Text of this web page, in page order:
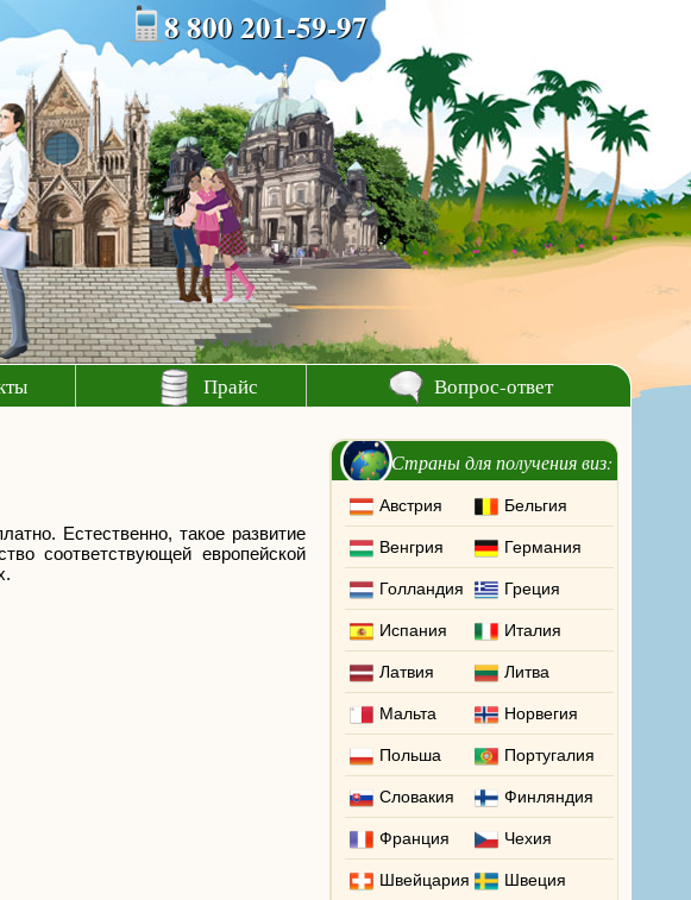
8 800 201-59-97
Прайс Вопрос-ответ
Страны для получения виз:
Австрия Бельгия
Венгрия Германия
Голландия Греция
Испания Италия
Латвия Литва
Мальта Норвегия
Польша Португалия
Словакия Финляндия
Франция Чехия
Швейцария Швеция
Естественно, такое развитие
соответствующей европейской